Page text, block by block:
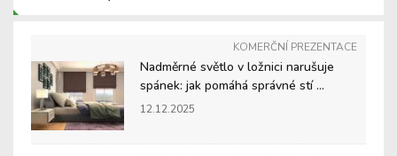
KOMERČNÍ PREZENTACE
Nadměrné světlo v ložnici narušuje
spánek: jak pomáhá správné stí ...
12.12.2025